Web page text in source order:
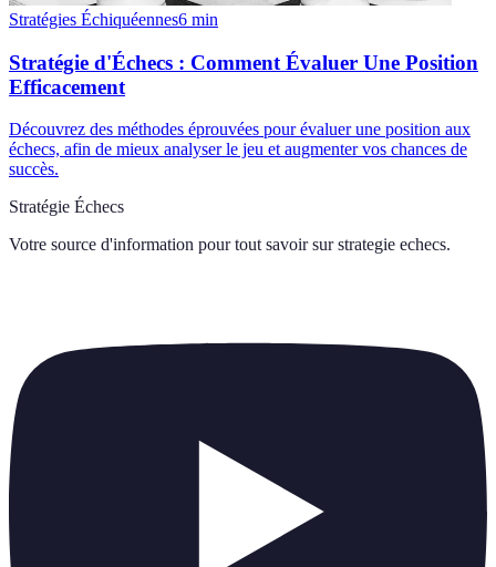
Stratégies Échiquéennes6 min
Stratégie d'Échecs : Comment Évaluer Une Position
Efficacement
Découvrez des méthodes éprouvées pour évaluer une position aux
échecs, afin de mieux analyser le jeu et augmenter vos chances de
succès.
Stratégie Échecs
Votre source d'information pour tout savoir sur strategie echecs.